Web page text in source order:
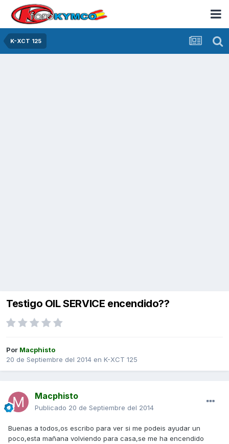
K-XCT 125
Testigo OIL SERVICE encendido??
Por Macphisto
20 de Septiembre del 2014 en K-XCT 125
Macphisto
Publicado 20 de Septiembre del 2014
Buenas a todos,os escribo para ver si me podeis ayudar un
poco,esta mañana volviendo para casa,se me ha encendido